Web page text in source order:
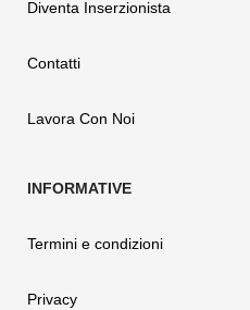
Diventa Inserzionista
Contatti
Lavora Con Noi
Termini e condizioni
Privacy